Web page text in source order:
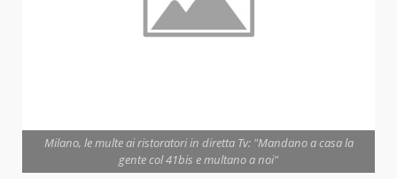
Milano, le multe ai ristoratori in diretta Tv: "Mandano a casa la
gente col 41bis e multano a noi"